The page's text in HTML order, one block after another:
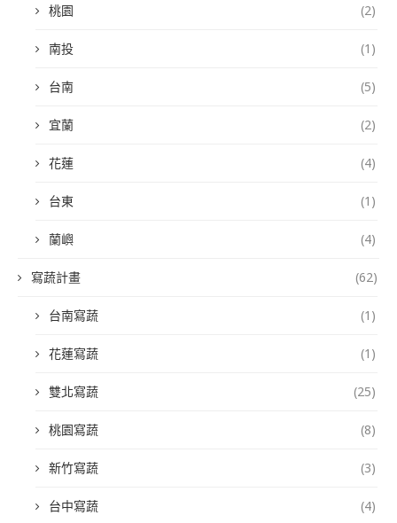
桃園 (2)
南投 (1)
台南 (5)
宜蘭 (2)
花蓮 (4)
台東 (1)
蘭嶼 (4)
寫蔬計畫 (62)
台南寫蔬 (1)
花蓮寫蔬 (1)
雙北寫蔬 (25)
桃園寫蔬 (8)
新竹寫蔬 (3)
台中寫蔬 (4)